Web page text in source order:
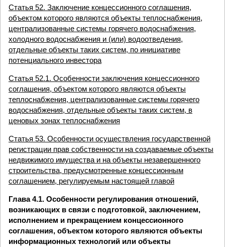
Статья 52. Заключение концессионного соглашения,
объектом которого являются объекты теплоснабжения,
централизованные системы горячего водоснабжения,
холодного водоснабжения и (или) водоотведения,
отдельные объекты таких систем, по инициативе
потенциального инвестора
Статья 52.1. Особенности заключения концессионного
соглашения, объектом которого являются объекты
теплоснабжения, централизованные системы горячего
водоснабжения, отдельные объекты таких систем, в
ценовых зонах теплоснабжения
Статья 53. Особенности осуществления государственной
регистрации прав собственности на создаваемые объекты
недвижимого имущества и на объекты незавершенного
строительства, предусмотренные концессионным
соглашением, регулируемым настоящей главой
Глава 4.1. Особенности регулирования отношений,
возникающих в связи с подготовкой, заключением,
исполнением и прекращением концессионного
соглашения, объектом которого являются объекты
информационных технологий или объекты